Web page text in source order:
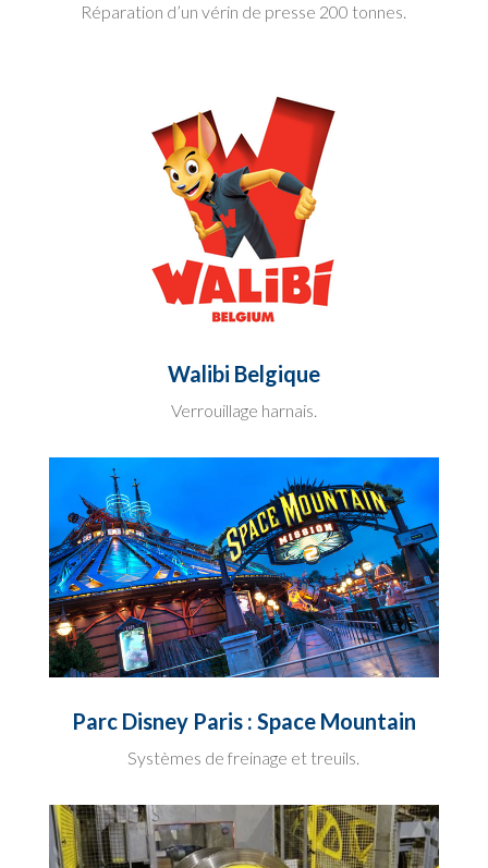
Réparation d’un vérin de presse 200 tonnes.
Walibi Belgique
Verrouillage harnais.
Parc Disney Paris : Space Mountain
Systèmes de freinage et treuils.